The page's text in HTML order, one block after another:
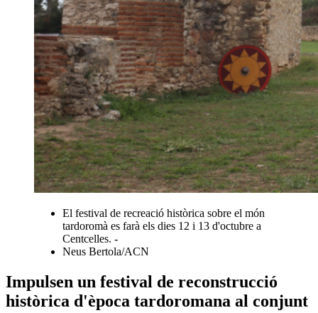
El festival de recreació històrica sobre el món
tardoromà es farà els dies 12 i 13 d'octubre a
Centcelles. -
Neus Bertola/ACN
Impulsen un festival de reconstrucció
històrica d'època tardoromana al conjunt